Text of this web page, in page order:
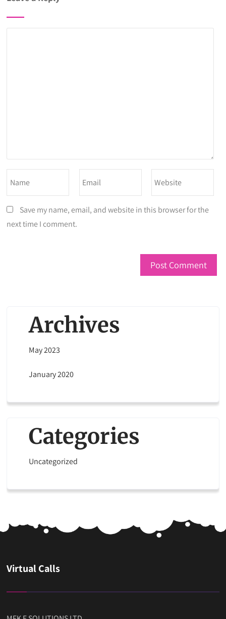
Save my name, email, and website in this browser for the
next time I comment.
Archives
May 2023
January 2020
Categories
Uncategorized
Virtual Calls